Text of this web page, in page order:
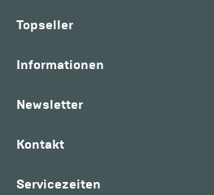
Topseller
Informationen
Newsletter
Kontakt
Servicezeiten